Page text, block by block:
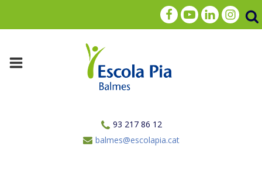
93 217 86 12
balmes@escolapia.cat